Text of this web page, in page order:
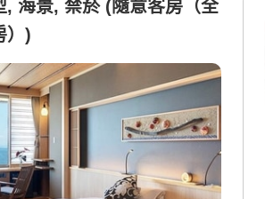
, 海景, 禁菸 (隨意客房（全
）)